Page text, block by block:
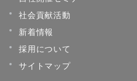
社会貢献活動
新着情報
採用について
サイトマップ